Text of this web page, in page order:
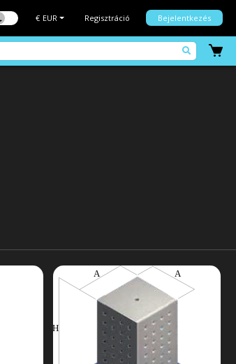
€ EUR Regisztráció Bejelentkezés